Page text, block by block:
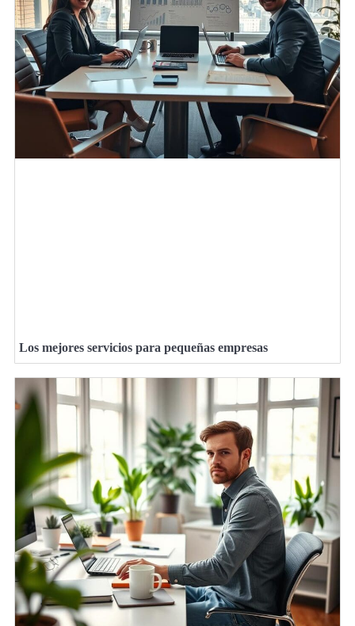
Los mejores servicios para pequeñas empresas